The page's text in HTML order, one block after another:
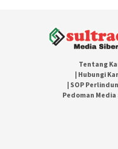
Tentang
| Hubungi
| SOP
Pedoman Media